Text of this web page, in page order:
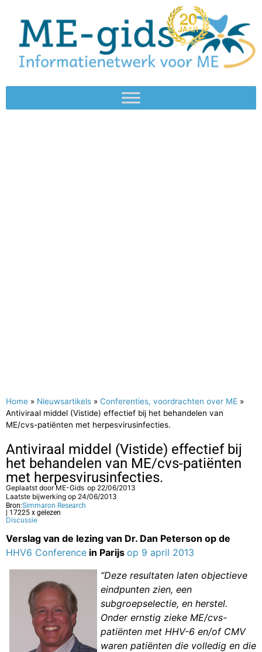
Home » Nieuwsartikels » Conferenties, voordrachten over ME »
Antiviraal middel (Vistide) effectief bij het behandelen van
ME/cvs-patiënten met herpesvirusinfecties.
Antiviraal middel (Vistide) effectief bij
het behandelen van ME/cvs-patiënten
met herpesvirusinfecties.
Geplaatst doorME-Gids op 22/06/2013
Laatste bijwerking op 24/06/2013
Bron:Simmaron Research
| 17225 x gelezen
Discussie
Verslag van de lezing van Dr. Dan Peterson op de
HHV6 Conference in Parijs op 9 april 2013
“Deze resultaten laten objectieve
eindpunten zien, een
subgroepselectie, en herstel.
Onder ernstig zieke ME/cvs-
patiënten met HHV-6 en/of CMV
waren patiënten die volledig en die